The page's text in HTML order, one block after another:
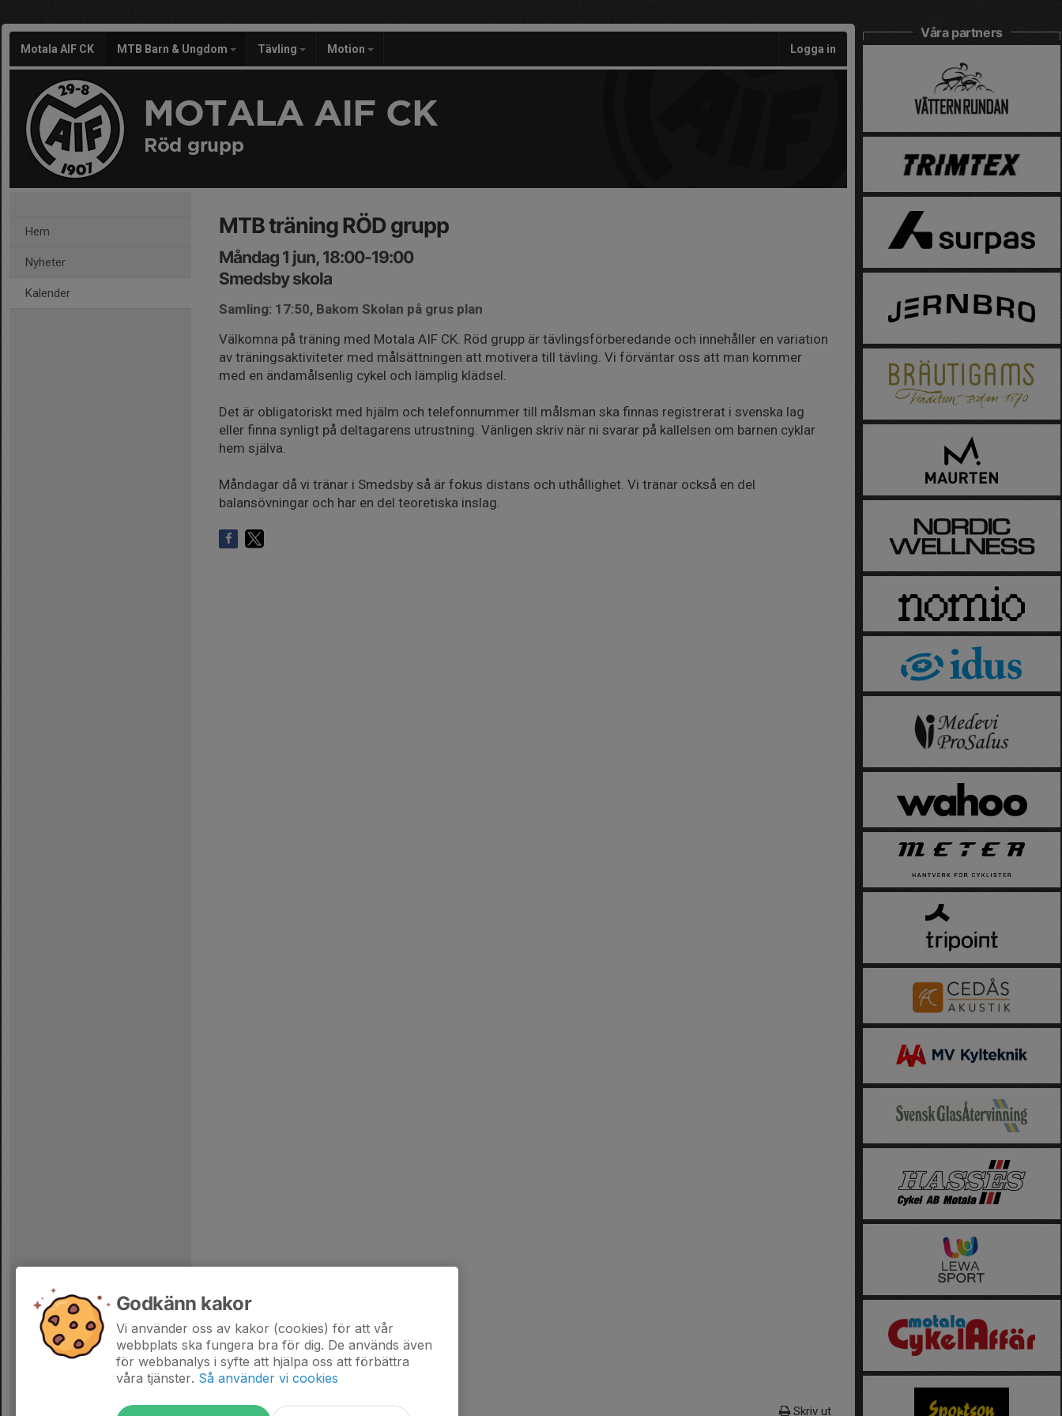
Motala AIF CK MTB Barn & Ungdom Tävling Motion Logga in
MOTALA AIF CK
Röd grupp
Hem
Nyheter
Kalender
MTB träning RÖD grupp
Måndag 1 jun, 18:00-19:00
Smedsby skola
Samling: 17:50, Bakom Skolan på grus plan
Välkomna på träning med Motala AIF CK. Röd grupp är tävlingsförberedande och innehåller en variation
av träningsaktiviteter med målsättningen att motivera till tävling. Vi förväntar oss att man kommer
med en ändamålsenlig cykel och lämplig klädsel.
Det är obligatoriskt med hjälm och telefonnummer till målsman ska finnas registrerat i svenska lag
eller finna synligt på deltagarens utrustning. Vänligen skriv när ni svarar på kallelsen om barnen cyklar
hem själva.
Måndagar då vi tränar i Smedsby så är fokus distans och uthållighet. Vi tränar också en del
balansövningar och har en del teoretiska inslag.
Skriv ut
Våra partners
Godkänn kakor
Vi använder oss av kakor (cookies) för att vår
webbplats ska fungera bra för dig. De används även
för webbanalys i syfte att hjälpa oss att förbättra
våra tjänster. Så använder vi cookies